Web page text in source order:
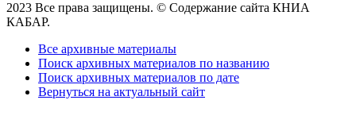
2023 Все права защищены. © Содержание сайта КНИА
КАБАР.
Все архивные материалы
Поиск архивных материалов по названию
Поиск архивных материалов по дате
Вернуться на актуальный сайт